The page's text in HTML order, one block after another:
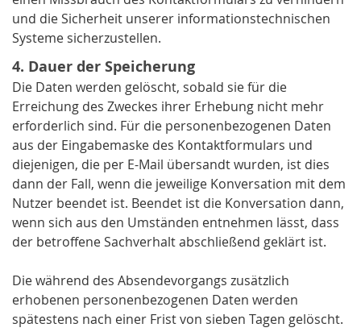
und die Sicherheit unserer informationstechnischen
Systeme sicherzustellen.
4. Dauer der Speicherung
Die Daten werden gelöscht, sobald sie für die
Erreichung des Zweckes ihrer Erhebung nicht mehr
erforderlich sind. Für die personenbezogenen Daten
aus der Eingabemaske des Kontaktformulars und
diejenigen, die per E-Mail übersandt wurden, ist dies
dann der Fall, wenn die jeweilige Konversation mit dem
Nutzer beendet ist. Beendet ist die Konversation dann,
wenn sich aus den Umständen entnehmen lässt, dass
der betroffene Sachverhalt abschließend geklärt ist.
Die während des Absendevorgangs zusätzlich
erhobenen personenbezogenen Daten werden
spätestens nach einer Frist von sieben Tagen gelöscht.